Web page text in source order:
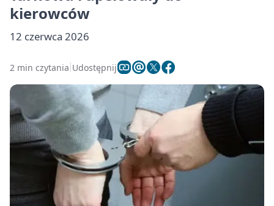
kierowców
12 czerwca 2026
2 min czytania Udostępnij